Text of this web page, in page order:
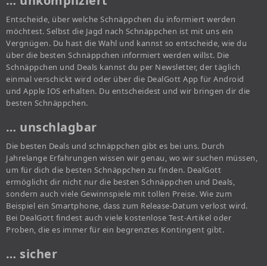
Entscheide, über welche Schnäppchen du informiert werden
möchtest. Selbst die Jagd nach Schnäppchen ist mit uns ein
Vergnügen. Du hast die Wahl und kannst so entscheide, wie du
über die besten Schnäppchen informiert werden willst. Die
Schnäppchen und Deals kannst du per Newsletter, der täglich
einmal verschickt wird oder über die DealGott App für Android
und Apple IOS erhalten. Du entscheidest und wir bringen dir die
besten Schnäppchen.
… unschlagbar
Die besten Deals und schnäppchen gibt es bei uns. Durch
Jahrelange Erfahrungen wissen wir genau, wo wir suchen müssen,
um für dich die besten Schnäppchen zu finden. DealGott
ermöglicht dir nicht nur die besten Schnäppchen und Deals,
sondern auch viele Gewinnspiele mit tollen Preise. Wie zum
Beispiel ein Smartphone, dass zum Release-Datum verlost wird.
Bei DealGott findest auch viele kostenlose Test-Artikel oder
Proben, die es immer für ein begrenztes Kontingent gibt.
… sicher